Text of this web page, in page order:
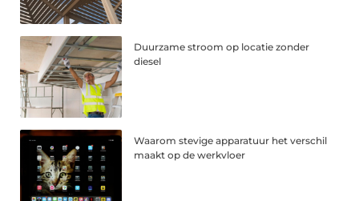
Duurzame stroom op locatie zonder
diesel
Waarom stevige apparatuur het verschil
maakt op de werkvloer